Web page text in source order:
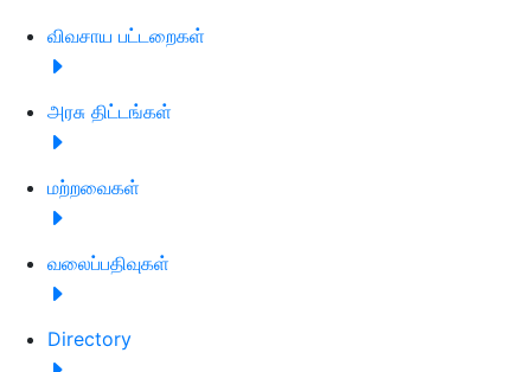
விவசாய பட்டறைகள்
அரசு திட்டங்கள்
மற்றவைகள்
வலைப்பதிவுகள்
Directory